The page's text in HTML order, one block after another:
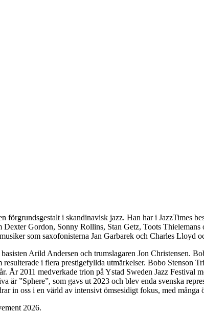
förgrundsgestalt i skandinavisk jazz. Han har i JazzTimes
Dexter Gordon, Sonny Rollins, Stan Getz, Toots
som saxofonisterna Jan Garbarek och Charles Lloyd
Arild Andersen och trumslagaren Jon Christensen.
i flera prestigefyllda utmärkelser. Bobo Stenson
År 2011 medverkade trion på Ystad Sweden Jazz Festival
är ”Sphere”, som gavs ut 2023 och blev enda svenska
in oss i en värld av intensivt ömsesidigt fokus, med
2026.